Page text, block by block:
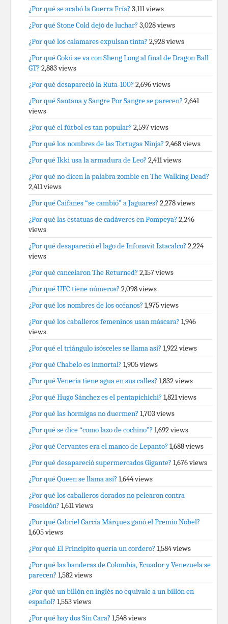
¿Por qué se acabó la Guerra Fría? 3,111 views
¿Por qué Stone Cold dejó de luchar? 3,028 views
¿Por qué los calamares expulsan tinta? 2,928 views
¿Por qué Gokú se va con Sheng Long al final de Dragon Ball
GT? 2,883 views
¿Por qué desapareció la Ruta-100? 2,696 views
¿Por qué Santana y Sangre Por Sangre se parecen? 2,641
views
¿Por qué el fútbol es tan popular? 2,597 views
¿Por qué los nombres de las Tortugas Ninja? 2,468 views
¿Por qué Ikki usa la armadura de Leo? 2,411 views
¿Por qué no dicen la palabra zombie en The Walking Dead?
2,411 views
¿Por qué Caifanes “se cambió” a Jaguares? 2,278 views
¿Por qué las estatuas de cadáveres en Pompeya? 2,246
views
¿Por qué desapareció el lago de Infonavit Iztacalco? 2,224
views
¿Por qué cancelaron The Returned? 2,157 views
¿Por qué UFC tiene números? 2,098 views
¿Por qué los nombres de los océanos? 1,975 views
¿Por qué los caballeros femeninos usan máscara? 1,946
views
¿Por qué el triángulo isósceles se llama así? 1,922 views
¿Por qué Chabelo es inmortal? 1,905 views
¿Por qué Venecia tiene agua en sus calles? 1,832 views
¿Por qué Hugo Sánchez es el pentapichichi? 1,821 views
¿Por qué las hormigas no duermen? 1,703 views
¿Por qué se dice “como lazo de cochino”? 1,692 views
¿Por qué Cervantes era el manco de Lepanto? 1,688 views
¿Por qué desapareció supermercados Gigante? 1,676 views
¿Por qué Queen se llama así? 1,644 views
¿Por qué los caballeros dorados no pelearon contra
Poseidón? 1,611 views
¿Por qué Gabriel García Márquez ganó el Premio Nobel?
1,605 views
¿Por qué El Principito quería un cordero? 1,584 views
¿Por qué las banderas de Colombia, Ecuador y Venezuela se
parecen? 1,582 views
¿Por qué un billón en inglés no equivale a un billón en
español? 1,553 views
¿Por qué hay dos Sin Cara? 1,548 views